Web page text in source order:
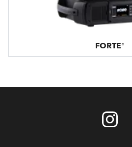
FORTE®